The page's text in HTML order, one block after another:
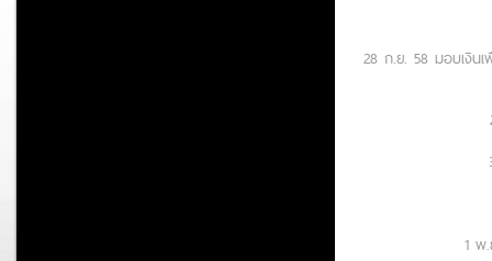
28 ก.ย. 58 มอบเงิน
1 พ